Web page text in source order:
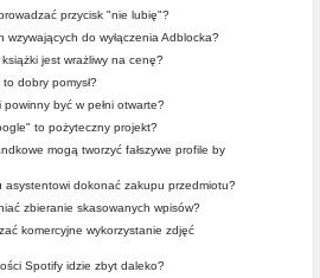
przycisk "nie lubię"?
wzywających do wyłączenia Adblocka?
jest wrażliwy na cenę?
dobry pomysł?
być w pełni otwarte?
to pożyteczny projekt?
mogą tworzyć fałszywe profile by
asystentowi dokonać zakupu przedmiotu?
zbieranie skasowanych wpisów?
komercyjne wykorzystanie zdjęć
Spotify idzie zbyt daleko?